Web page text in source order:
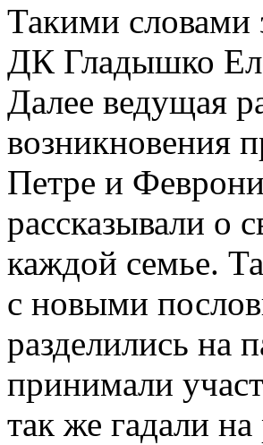
Такими
ДК Гладышко
Далее ведущая
возникновения
Петре и
рассказывали о
каждой семье.
с новыми
разделились на
принимали
так же гадали